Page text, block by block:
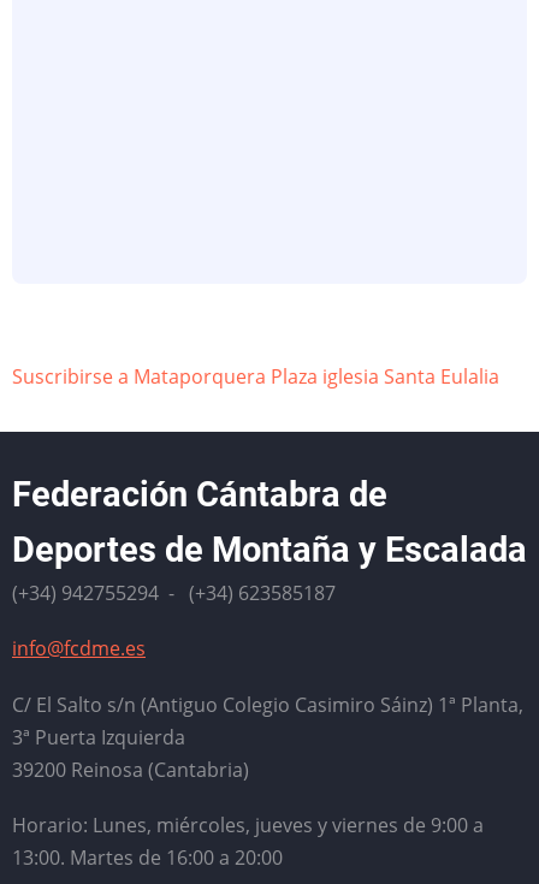
Suscribirse a Mataporquera Plaza iglesia Santa Eulalia
Federación Cántabra de
Deportes de Montaña y Escalada
(+34) 942755294 - (+34) 623585187
info@fcdme.es
C/ El Salto s/n (Antiguo Colegio Casimiro Sáinz) 1ª Planta,
3ª Puerta Izquierda
39200 Reinosa (Cantabria)
Horario: Lunes, miércoles, jueves y viernes de 9:00 a
13:00. Martes de 16:00 a 20:00